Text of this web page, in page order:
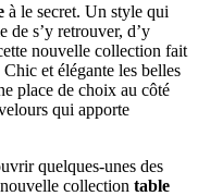
à le secret. Un style qui
de s’y retrouver, d’y
nouvelle collection fait
et élégante les belles
place de choix au côté
qui apporte
quelques-unes des
collection table